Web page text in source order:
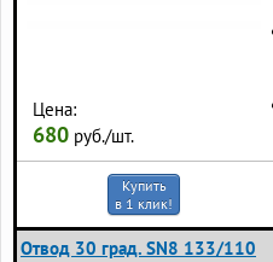
Цена:
680 руб./шт.
Купить
в 1 клик!
Отвод 30 град. SN8 133/110